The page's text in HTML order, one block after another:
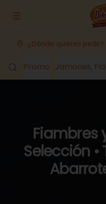
Abrir menu de
¿Dónde quieres pedir?
Promo Jamones,
Fiambres
Selección •